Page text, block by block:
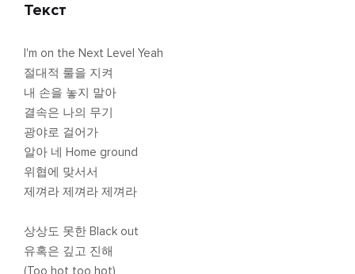
Текст
I'm on the Next Level Yeah
절대적 룰을 지켜
내 손을 놓지 말아
결속은 나의 무기
광야로 걸어가
알아 네 Home ground
위협에 맞서서
제껴라 제껴라 제껴라
상상도 못한 Black out
유혹은 깊고 진해
(Too hot too hot)